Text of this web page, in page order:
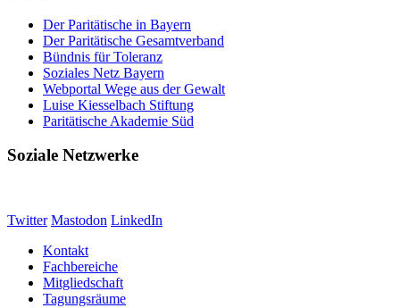
Der Paritätische in Bayern
Der Paritätische Gesamtverband
Bündnis für Toleranz
Soziales Netz Bayern
Webportal Wege aus der Gewalt
Luise Kiesselbach Stiftung
Paritätische Akademie Süd
Soziale Netzwerke
Twitter Mastodon LinkedIn
Kontakt
Fachbereiche
Mitgliedschaft
Tagungsräume